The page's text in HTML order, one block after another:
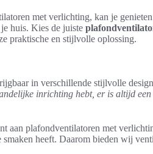
met verlichting, kan je
huis. Kies de juiste
praktische en stijlvolle oplossing.
in verschillende stijlvolle
inrichting hebt, er is altijd
aan plafondventilatoren met
heeft. Daarom bieden wij